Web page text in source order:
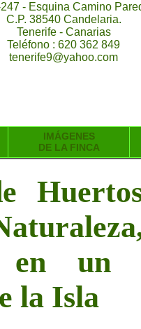
- Esquina Camino
C.P. 38540 Candelaria.
Tenerife - Canarias
Teléfono : 620 362 849
tenerife9@yahoo.com
IMÁGENES
DE LA FINCA
en un
la Isla